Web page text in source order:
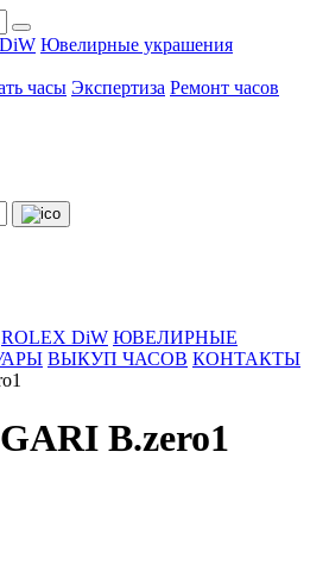
Ювелирные украшения
часы Экспертиза Ремонт часов
ROLEX DiW ЮВЕЛИРНЫЕ
ВЫКУП ЧАСОВ КОНТАКТЫ
B.zero1